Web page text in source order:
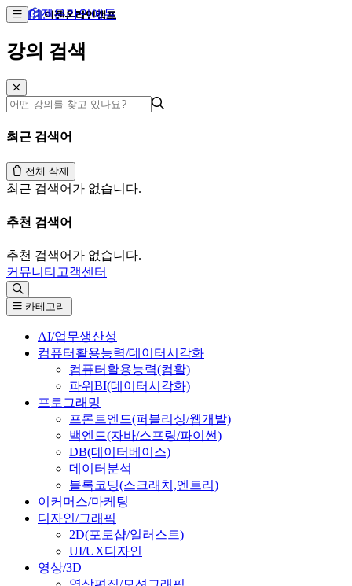
이젠온라인에듀
강의 검색
최근 검색어
전체 삭제
최근 검색어가 없습니다.
추천 검색어
추천 검색어가 없습니다.
커뮤니티 고객센터
카테고리
AI/업무생산성
컴퓨터활용능력/데이터시각화
컴퓨터활용능력(컴활)
파워BI(데이터시각화)
프로그래밍
프론트엔드(퍼블리싱/웹개발)
백엔드(자바/스프링/파이썬)
DB(데이터베이스)
데이터분석
블록코딩(스크래치,엔트리)
이커머스/마케팅
디자인/그래픽
2D(포토샵/일러스트)
UI/UX디자인
영상/3D